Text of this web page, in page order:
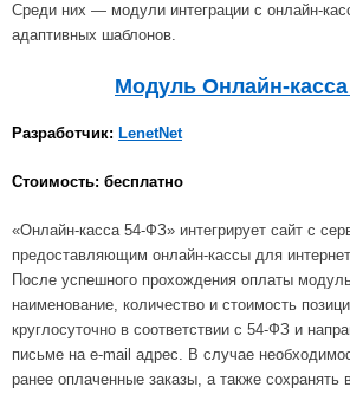
Среди них — модули интеграции с онлайн-
адаптивных шаблонов.
Модуль Онлайн-
Разработчик: LenetNet
Стоимость: бесплатно
«Онлайн-касса 54-ФЗ» интегрирует сайт с
предоставляющим онлайн-кассы для
После успешного прохождения оплаты
наименование, количество и стоимость
круглосуточно в соответствии с 54-ФЗ и
письме на e-mail адрес. В случае
ранее оплаченные заказы, а также сохранять